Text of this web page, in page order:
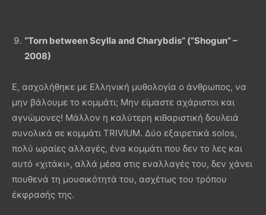
“Torn between Scylla and Charybdis” (“Shogun” –
2008)
Ε, ασχολήθηκε με Ελληνική μυθολογία ο άνθρωπος, να
μην βάλουμε το κομμάτι; Μην είμαστε αχάριστοι και
αγνώμονες! Μάλλον η καλύτερη κιθαριστική δουλειά
συνολικά σε κομμάτι TRIVIUM. Δύο εξαιρετικά solos,
πολύ ωραίες αλλαγές, ένα κομμάτι που δεν το λες και
αυτό «χιτάκι», αλλά μέσα στις εναλλαγές του, δεν χάνει
πουθενά τη μουσικότητά του, ασχέτως του τρόπου
έκφρασής της.